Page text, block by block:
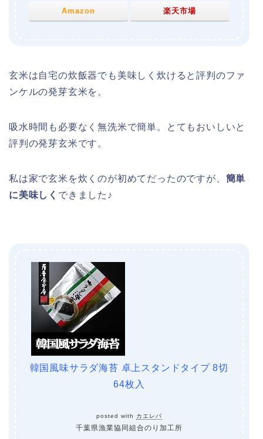
Amazon 楽天市場
玄米は自宅の炊飯器でも美味しく炊けると評判のファ
ンケルの発芽玄米を。
吸水時間も必要なく無洗米で簡単。とてもおいしいと
評判の発芽玄米です。
私は家で玄米を炊くのが初めてだったのですが、 簡単
に美味しく できました♪
韓国風味サラダ海苔 卓上スタンドタイプ 8切
64枚入
posted with カエレバ
千葉県漁業協同組合のり加工所